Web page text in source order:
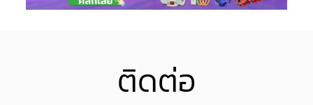
ติดต่อ